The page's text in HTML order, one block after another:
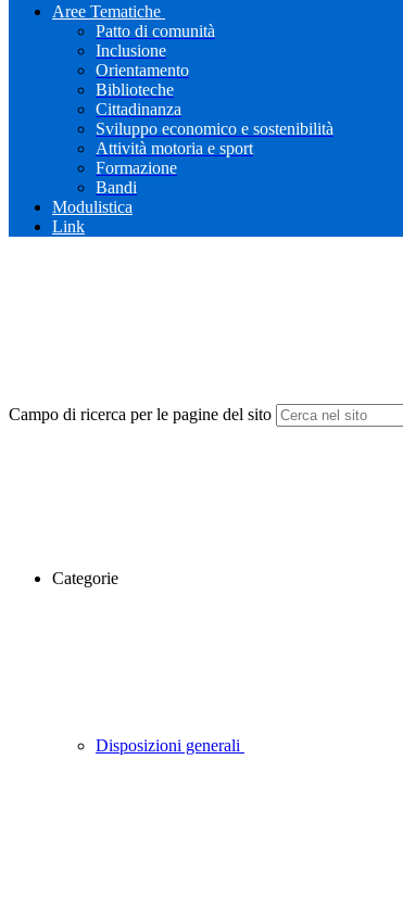
Aree Tematiche
Patto di comunità
Inclusione
Orientamento
Biblioteche
Cittadinanza
Sviluppo economico e sostenibilità
Attività motoria e sport
Formazione
Bandi
Modulistica
Link
Campo di ricerca per le pagine del sito
Categorie
Disposizioni generali